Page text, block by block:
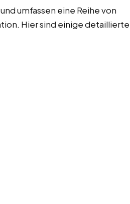
umfassen eine Reihe von
Hier sind einige detaillierte